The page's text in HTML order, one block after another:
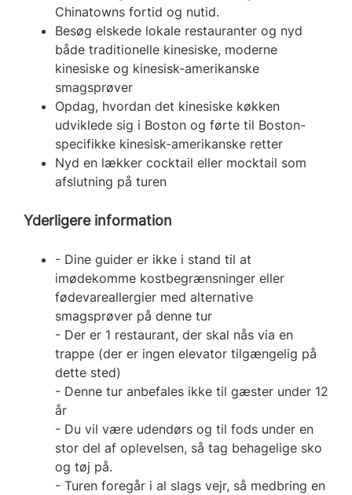
Chinatowns fortid og nutid.
Besøg elskede lokale restauranter og nyd
både traditionelle kinesiske, moderne
kinesiske og kinesisk-amerikanske
smagsprøver
Opdag, hvordan det kinesiske køkken
udviklede sig i Boston og førte til Boston-
specifikke kinesisk-amerikanske retter
Nyd en lækker cocktail eller mocktail som
afslutning på turen
Yderligere information
- Dine guider er ikke i stand til at
imødekomme kostbegrænsninger eller
fødevareallergier med alternative
smagsprøver på denne tur
- Der er 1 restaurant, der skal nås via en
trappe (der er ingen elevator tilgængelig på
dette sted)
- Denne tur anbefales ikke til gæster under 12
år
- Du vil være udendørs og til fods under en
stor del af oplevelsen, så tag behagelige sko
og tøj på.
- Turen foregår i al slags vejr, så medbring en